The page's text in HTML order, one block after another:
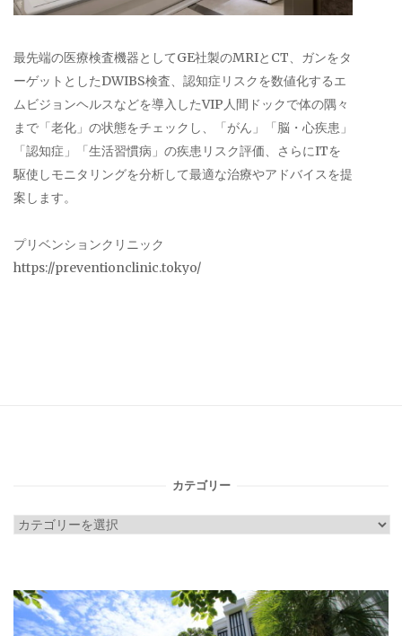
最先端の医療検査機器としてGE社製のMRIとCT、ガンをタ
ーゲットとしたDWIBS検査、認知症リスクを数値化するエ
ムビジョンヘルスなどを導入したVIP人間ドックで体の隅々
まで「老化」の状態をチェックし、「がん」「脳・心疾患」
「認知症」「生活習慣病」の疾患リスク評価、さらにITを
駆使しモニタリングを分析して最適な治療やアドバイスを提
案します。
プリベンションクリニック
https://preventionclinic.tokyo/
カテゴリー
カ
リ
ー